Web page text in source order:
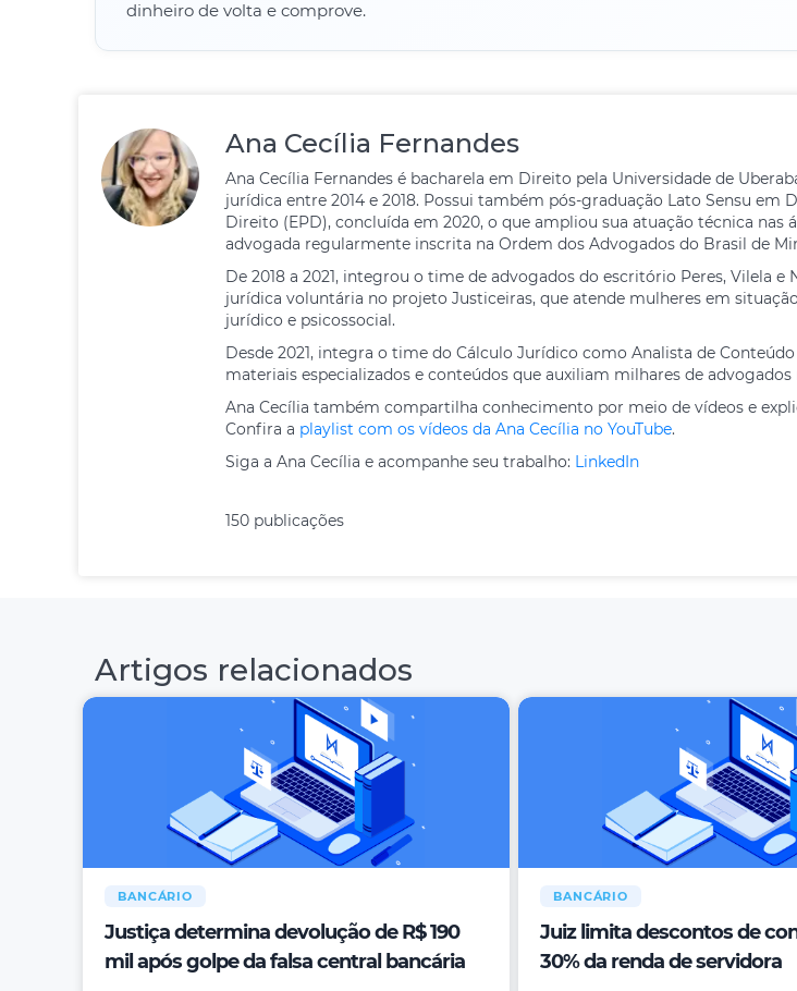
dinheiro de volta e comprove.
Ana Cecília Fernandes
Ana Cecília Fernandes é bacharela em Direito pela Universidade de
jurídica entre 2014 e 2018. Possui também pós-graduação Lato Sensu em
Direito (EPD), concluída em 2020, o que ampliou sua atuação técnica nas
advogada regularmente inscrita na Ordem dos Advogados do Brasil de
De 2018 a 2021, integrou o time de advogados do escritório Peres, Vilela
jurídica voluntária no projeto Justiceiras, que atende mulheres em
jurídico e psicossocial.
Desde 2021, integra o time do Cálculo Jurídico como Analista de
materiais especializados e conteúdos que auxiliam milhares de advogados
Ana Cecília também compartilha conhecimento por meio de vídeos e
Confira a playlist com os vídeos da Ana Cecília no YouTube.
Siga a Ana Cecília e acompanhe seu trabalho: LinkedIn
150 publicações
Artigos relacionados
BANCÁRIO
Justiça determina devolução de R$ 190
mil após golpe da falsa central bancária
BANCÁRIO
Juiz limita descontos de
30% da renda de servidora